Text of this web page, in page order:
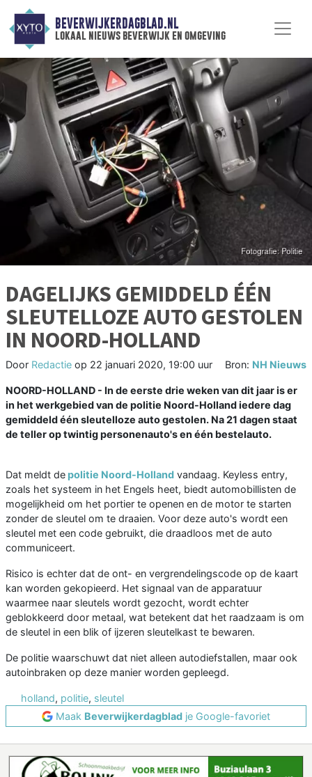
BEVERWIJKERDAGBLAD.NL
lokaal nieuws beverwijk en omgeving
DAGELIJKS GEMIDDELD ÉÉN
SLEUTELLOZE AUTO GESTOLEN
IN NOORD-HOLLAND
Door Redactie op 22 januari 2020, 19:00 uur Bron: NH Nieuws
NOORD-HOLLAND - In de eerste drie weken van dit jaar is er
in het werkgebied van de politie Noord-Holland iedere dag
gemiddeld één sleutelloze auto gestolen. Na 21 dagen staat
de teller op twintig personenauto's en één bestelauto.
Dat meldt depolitie Noord-Holland vandaag. Keyless entry,
zoals het systeem in het Engels heet, biedt automobillisten de
mogelijkheid om het portier te openen en de motor te starten
zonder de sleutel om te draaien. Voor deze auto's wordt een
sleutel met een code gebruikt, die draadloos met de auto
communiceert.
Risico is echter dat de ont- en vergrendelingscode op de kaart
kan worden gekopieerd. Het signaal van de apparatuur
waarmee naar sleutels wordt gezocht, wordt echter
geblokkeerd door metaal, wat betekent dat het raadzaam is om
de sleutel in een blik of ijzeren sleutelkast te bewaren.
De politie waarschuwt dat niet alleen autodiefstallen, maar ook
autoinbraken op deze manier worden gepleegd.
holland, politie, sleutel
Maak Beverwijkerdagblad je Google-favoriet